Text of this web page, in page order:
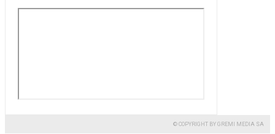
© COPYRIGHT BY GREMI MEDIA SA